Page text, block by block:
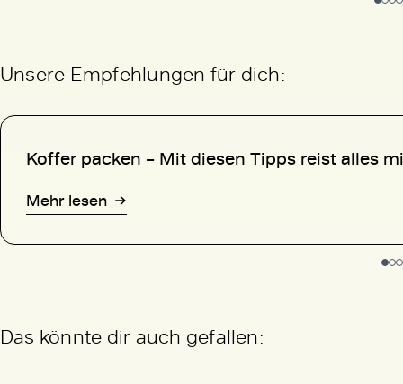
Unsere Empfehlungen für dich:
Koffer packen – Mit diesen Tipps reist alles
Mehr lesen
Das könnte dir auch gefallen: